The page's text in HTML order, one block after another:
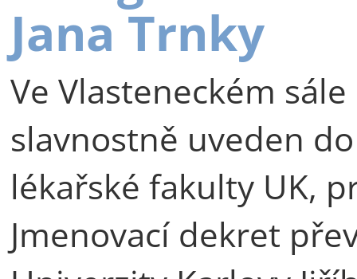
Jana Trnky
Ve Vlasteneckém
slavnostně uveden
lékařské fakulty UK,
Jmenovací dekret